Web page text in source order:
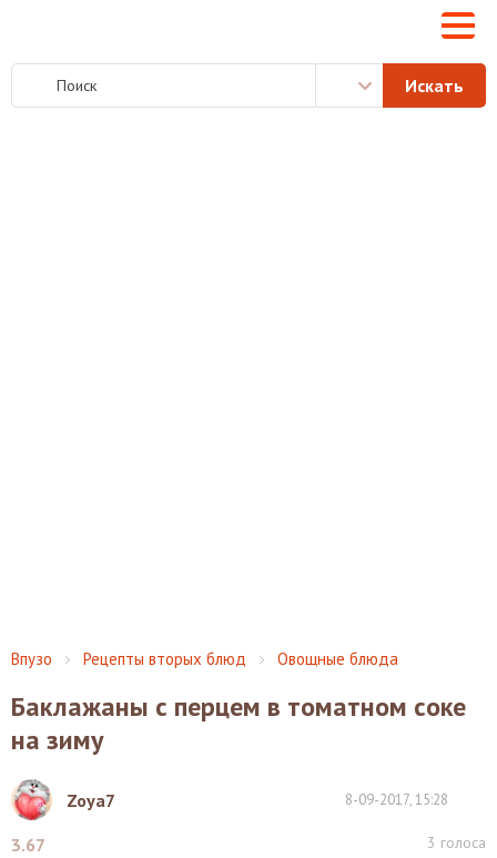
Впузо Рецепты вторых блюд Овощные блюда
Баклажаны с перцем в томатном соке
на зиму
Zoya7 8-09-2017, 15:28
3.67 3 голоса